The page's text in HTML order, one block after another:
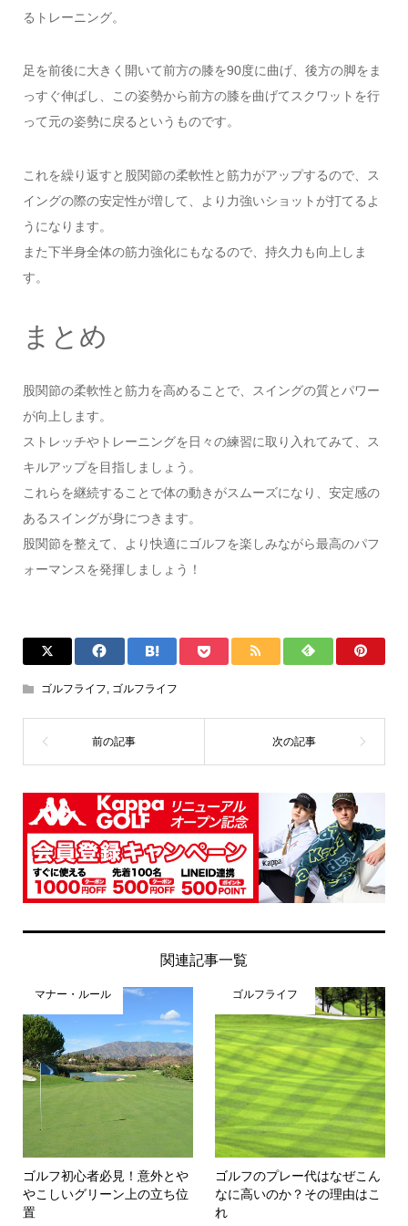
るトレーニング。
足を前後に大きく開いて前方の膝を90度に曲げ、後方の脚をま
っすぐ伸ばし、この姿勢から前方の膝を曲げてスクワットを行
って元の姿勢に戻るというものです。
これを繰り返すと股関節の柔軟性と筋力がアップするので、ス
イングの際の安定性が増して、より力強いショットが打てるよ
うになります。
また下半身全体の筋力強化にもなるので、持久力も向上しま
す。
まとめ
股関節の柔軟性と筋力を高めることで、スイングの質とパワー
が向上します。
ストレッチやトレーニングを日々の練習に取り入れてみて、ス
キルアップを目指しましょう。
これらを継続することで体の動きがスムーズになり、安定感の
あるスイングが身につきます。
股関節を整えて、より快適にゴルフを楽しみながら最高のパフ
ォーマンスを発揮しましょう！
ゴルフライフ ゴルフライフ
関連記事一覧
マナー・ルール
ゴルフ初心者必見！意外とや
やこしいグリーン上の立ち位
置
ゴルフライフ
ゴルフのプレー代はなぜこん
なに高いのか？その理由はこ
れ